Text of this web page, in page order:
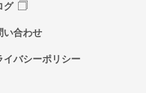
グ
い合わせ
イバシーポリシー